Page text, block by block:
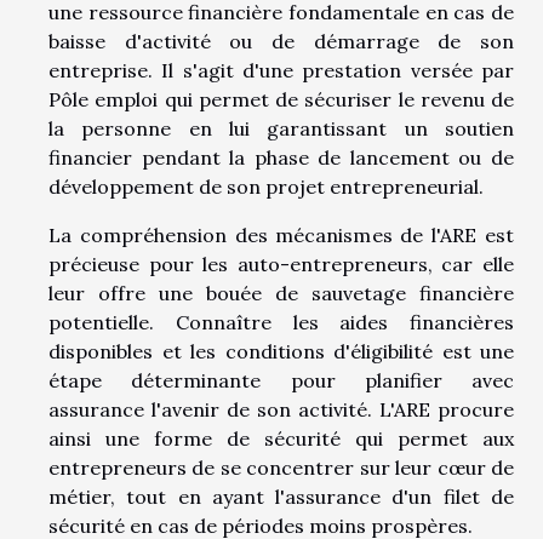
une ressource financière fondamentale en cas de
baisse d'activité ou de démarrage de son
entreprise. Il s'agit d'une prestation versée par
Pôle emploi qui permet de sécuriser le revenu de
la personne en lui garantissant un soutien
financier pendant la phase de lancement ou de
développement de son projet entrepreneurial.
La compréhension des mécanismes de l'ARE est
précieuse pour les auto-entrepreneurs, car elle
leur offre une bouée de sauvetage financière
potentielle. Connaître les aides financières
disponibles et les conditions d'éligibilité est une
étape déterminante pour planifier avec
assurance l'avenir de son activité. L'ARE procure
ainsi une forme de sécurité qui permet aux
entrepreneurs de se concentrer sur leur cœur de
métier, tout en ayant l'assurance d'un filet de
sécurité en cas de périodes moins prospères.